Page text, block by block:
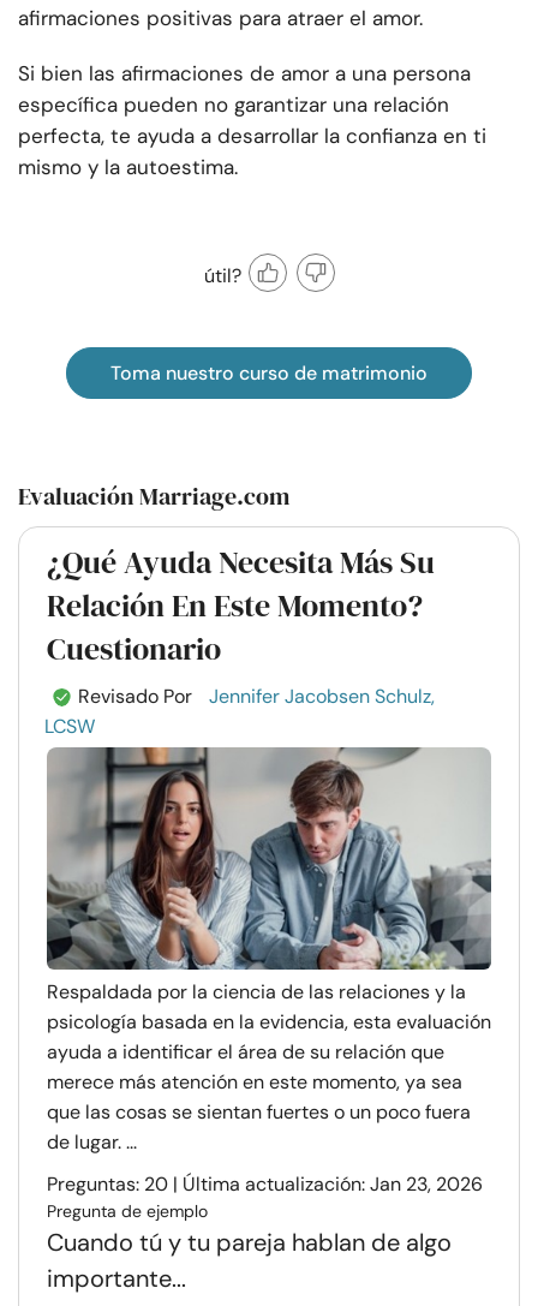
afirmaciones positivas para atraer el amor.
Si bien las afirmaciones de amor a una persona
específica pueden no garantizar una relación
perfecta, te ayuda a desarrollar la confianza en ti
mismo y la autoestima.
útil?
Toma nuestro curso de matrimonio
Evaluación Marriage.com
¿Qué Ayuda Necesita Más Su
Relación En Este Momento?
Cuestionario
Revisado Por
Jennifer Jacobsen Schulz,
LCSW
Respaldada por la ciencia de las relaciones y la
psicología basada en la evidencia, esta evaluación
ayuda a identificar el área de su relación que
merece más atención en este momento, ya sea
que las cosas se sientan fuertes o un poco fuera
de lugar. ...
Preguntas: 20 | Última actualización: Jan 23, 2026
Pregunta de ejemplo
Cuando tú y tu pareja hablan de algo
importante...